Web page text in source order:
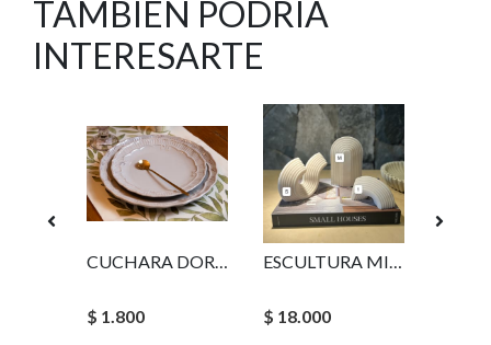
TAMBIEN PODRIA
INTERESARTE
CUCHARA DORADA SIMPLE
$ 1.800
ESCULTURA MILANO S
$ 18.000